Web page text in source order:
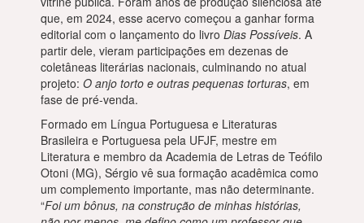
que, em 2024, esse acervo começou a ganhar forma
editorial com o lançamento do livro Dias Possíveis. A
partir dele, vieram participações em dezenas de
coletâneas literárias nacionais, culminando no atual
projeto: O anjo torto e outras pequenas torturas, em
fase de pré-venda.
Formado em Língua Portuguesa e Literaturas
Brasileira e Portuguesa pela UFJF, mestre em
Literatura e membro da Academia de Letras de Teófilo
Otoni (MG), Sérgio vê sua formação acadêmica como
um complemento importante, mas não determinante.
“Foi um bônus, na construção de minhas histórias,